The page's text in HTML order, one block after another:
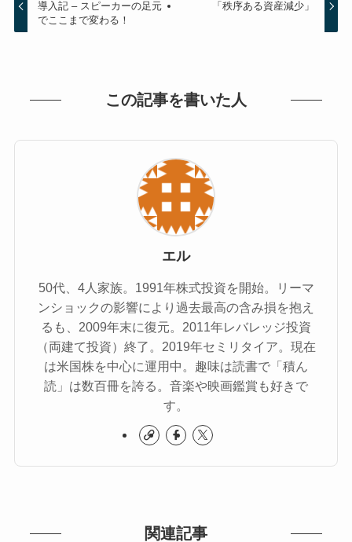
導入記 – スピーカーの足元
でここまで変わる！
「秩序ある資産減少」
この記事を書いた人
エル
50代、4人家族。1991年株式投資を開始。リーマ
ンショックの影響により過去最高の含み損を抱え
るも、2009年末に復元。2011年レバレッジ投資
（両建て投資）終了。2019年セミリタイア。現在
は米国株を中心に運用中。趣味は読書で「積ん
読」は数百冊を誇る。音楽や映画鑑賞も好きで
す。
関連記事